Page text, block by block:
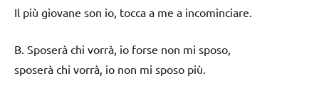
Il più giovane son io, tocca a me a incominciare.
B. Sposerà chi vorrà, io forse non mi sposo,
sposerà chi vorrà, io non mi sposo più.